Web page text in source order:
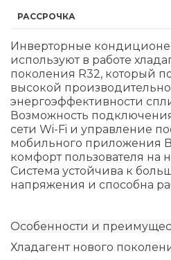
РАССРОЧКА
Инверторные
используют в работе
поколения R32, который
высокой
энергоэффективности
Возможность
сети Wi-Fi и управление
мобильного приложения
комфорт пользователя на
Система устойчива к
напряжения и способна
Особенности и
Хладагент нового